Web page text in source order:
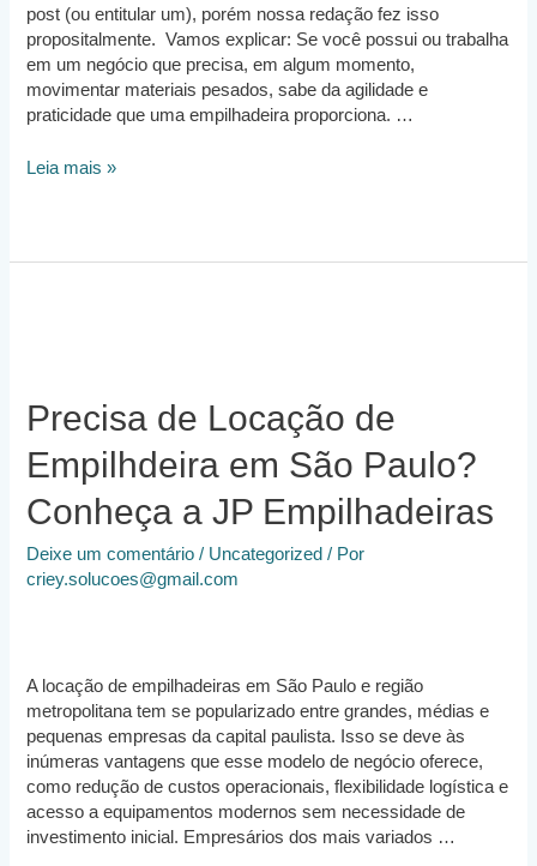
post (ou entitular um), porém nossa redação fez isso
propositalmente. Vamos explicar: Se você possui ou trabalha
em um negócio que precisa, em algum momento,
movimentar materiais pesados, sabe da agilidade e
praticidade que uma empilhadeira proporciona. …
Locação
Leia mais »
Precisa de Locação de
Empilhdeira em São Paulo?
Conheça a JP Empilhadeiras
Deixe um comentário / Uncategorized / Por
criey.solucoes@gmail.com
A locação de empilhadeiras em São Paulo e região
metropolitana tem se popularizado entre grandes, médias e
pequenas empresas da capital paulista. Isso se deve às
inúmeras vantagens que esse modelo de negócio oferece,
como redução de custos operacionais, flexibilidade logística e
acesso a equipamentos modernos sem necessidade de
investimento inicial. Empresários dos mais variados …